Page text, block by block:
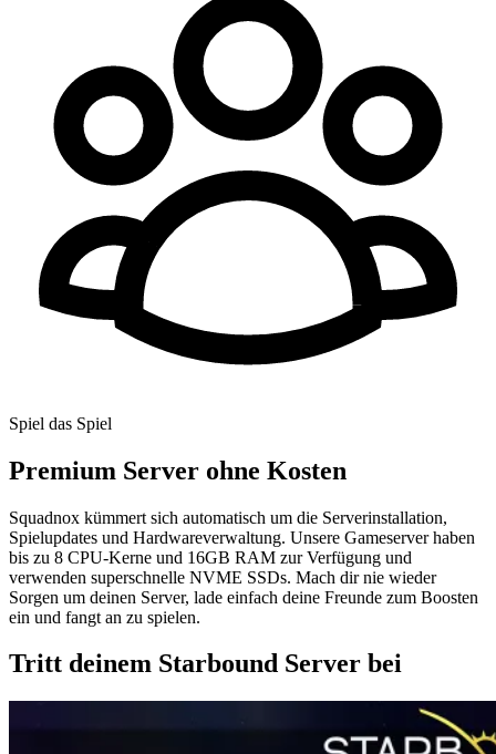
Spiel das Spiel
Premium Server ohne Kosten
Squadnox kümmert sich automatisch um die Serverinstallation,
Spielupdates und Hardwareverwaltung. Unsere Gameserver haben
bis zu 8 CPU-Kerne und 16GB RAM zur Verfügung und
verwenden superschnelle NVME SSDs. Mach dir nie wieder
Sorgen um deinen Server, lade einfach deine Freunde zum Boosten
ein und fangt an zu spielen.
Tritt deinem Starbound Server bei